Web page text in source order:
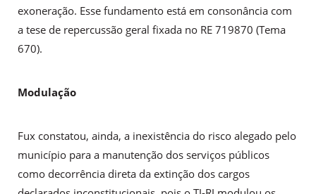
exoneração. Esse fundamento está em consonância com
a tese de repercussão geral fixada no RE 719870 (Tema
670).
Modulação
Fux constatou, ainda, a inexistência do risco alegado pelo
município para a manutenção dos serviços públicos
como decorrência direta da extinção dos cargos